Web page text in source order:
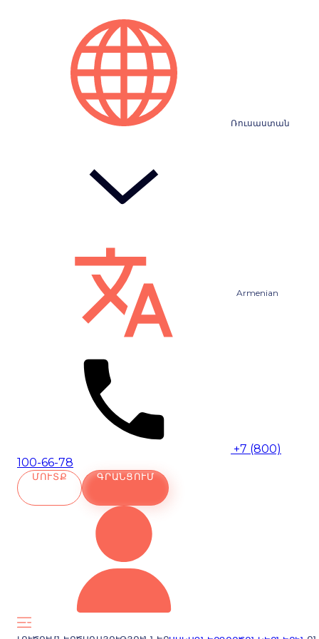
Ռուսաստան
Armenian
+7 (800)
100-66-78
ՄՈՒՏՔ ԳՐԱՆՑՈՒՄ